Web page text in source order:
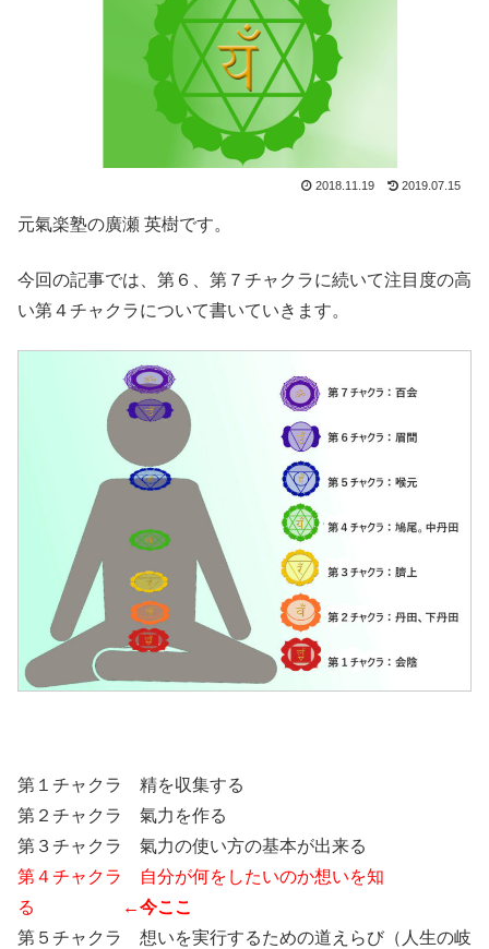
2018.11.19 2019.07.15
元氣楽塾の廣瀬 英樹です。
今回の記事では、第６、第７チャクラに続いて注目度の高
い第４チャクラについて書いていきます。
第１チャクラ 精を収集する
第２チャクラ 氣力を作る
第３チャクラ 氣力の使い方の基本が出来る
第４チャクラ 自分が何をしたいのか想いを知
る
←今ここ
第５チャクラ 想いを実行するための道えらび（人生の岐